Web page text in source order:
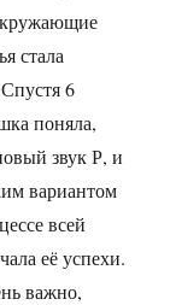
стала
6
поняла,
звук Р, и
вариантом
всей
её успехи.
важно,